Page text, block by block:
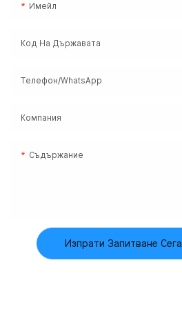
Имейл
Код На Държавата
Телефон/WhatsApp
Компания
Съдържание
Изпрати Запитване Сега